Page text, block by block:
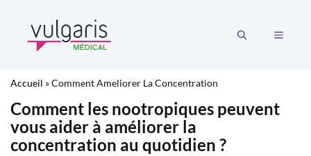
contenu
MENU
Accueil »Comment Ameliorer La Concentration
Comment les nootropiques peuvent
vous aider à améliorer la
concentration au quotidien ?